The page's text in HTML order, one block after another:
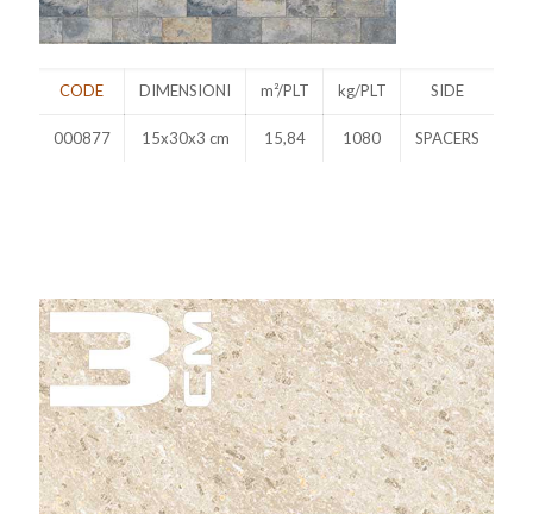
CODE DIMENSIONI m²/PLT kg/PLT SIDE
000877 15x30x3 cm 15,84 1080 SPACERS